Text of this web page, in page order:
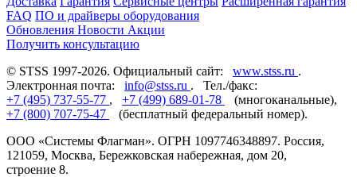
FAQ ПО и драйверы оборудования
Обновления Новости Акции
Получить консультацию
© STSS 1997-2026. Официальный сайт: www.stss.ru .
Электронная почта: info@stss.ru . Тел./факс:
+7 (495) 737-55-77 , +7 (499) 689-01-78
(многоканальные),
+7 (800) 707-75-47
(бесплатный федеральный номер).
ООО «Системы Флагман». ОГРН 1097746348897. Россия,
121059, Москва, Бережковская набережная, дом 20,
строение 8.